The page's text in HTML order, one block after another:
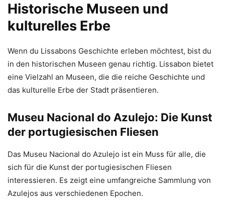
Historische Museen und
kulturelles Erbe
Wenn du Lissabons Geschichte erleben möchtest, bist du
in den historischen Museen genau richtig. Lissabon bietet
eine Vielzahl an Museen, die die reiche Geschichte und
das kulturelle Erbe der Stadt präsentieren.
Museu Nacional do Azulejo: Die Kunst
der portugiesischen Fliesen
Das Museu Nacional do Azulejo ist ein Muss für alle, die
sich für die Kunst der portugiesischen Fliesen
interessieren. Es zeigt eine umfangreiche Sammlung von
Azulejos aus verschiedenen Epochen.